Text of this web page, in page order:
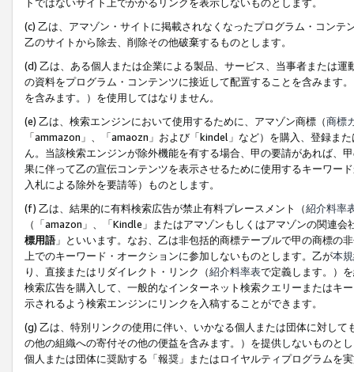
(c) 乙は、アマゾン・サイトに掲載されなくなったプログラム・コン
乙のサイトから除去、削除その他破棄するものとします。
(d) 乙は、ある個人または企業による製品、サービス、当事者または
の資料をプログラム・コンテンツに接近して配置することを含みます
を含みます。）を使用してはなりません。
(e) 乙は、検索エンジンにおいて使用するために、アマゾン商標（商標
「ammazon」、「amaozn」および「kindel」など）を購入、登録ま
ん。当該検索エンジンが除外機能を有する場合、甲の要請があれば、
果に伴って乙の宣伝コンテンツを表示させるために使用するキーワー
入札による除外を要請等）ものとします。
(f) 乙は、結果的に有料検索広告が禁止有料プレースメント（紹介料率
（「amazon」、「Kindle」またはアマゾンもしくはアマゾンの関連
標用語」といいます。なお、乙は非包括的商標テーブルで甲の商標の
上でのキーワード・オークションに参加しないものとします。乙が本
り、直接またはリダイレクト・リンク（紹介料率表で定義します。）
検索広告を購入して、一般的なインターネット検索クエリーまたはキ
示されるよう検索エンジンにリンクを入稿することができます。
(g) 乙は、特別リンクの使用に伴い、いかなる個人または団体に対し
の他の組織への寄付その他の便益を含みます。）を提供しないものと
個人または団体に奨励する「報奨」またはロイヤルティプログラムを